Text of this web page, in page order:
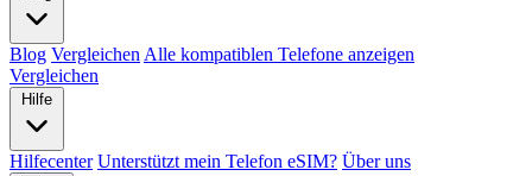
Blog Vergleichen Alle kompatiblen Telefone anzeigen
Vergleichen
Hilfe
Hilfecenter Unterstützt mein Telefon eSIM? Über uns